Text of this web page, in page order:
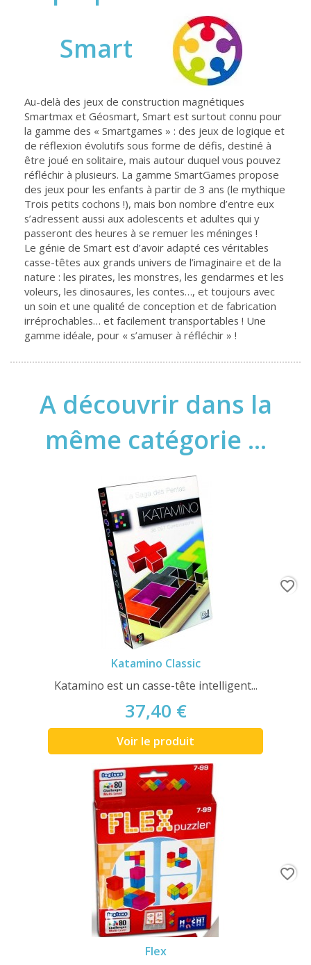
Smart
Au-delà des jeux de construction magnétiques
Smartmax et Géosmart, Smart est surtout connu pour
la gamme des « Smartgames » : des jeux de logique et
de réflexion évolutifs sous forme de défis, destiné à
être joué en solitaire, mais autour duquel vous pouvez
réfléchir à plusieurs. La gamme SmartGames propose
des jeux pour les enfants à partir de 3 ans (le mythique
Trois petits cochons !), mais bon nombre d’entre eux
s’adressent aussi aux adolescents et adultes qui y
passeront des heures à se remuer les méninges !
Le génie de Smart est d’avoir adapté ces véritables
casse-têtes aux grands univers de l’imaginaire et de la
nature : les pirates, les monstres, les gendarmes et les
voleurs, les dinosaures, les contes…, et toujours avec
un soin et une qualité de conception et de fabrication
irréprochables… et facilement transportables ! Une
gamme idéale, pour « s’amuser à réfléchir » !
A découvrir dans la
même catégorie ...
Katamino Classic
Katamino est un casse-tête intelligent...
37,40 €
Voir le produit
favorite_border
Flex
favorite_border